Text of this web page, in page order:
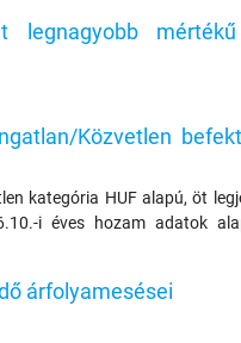
legnagyobb
Közvetlen
kategória HUF alapú, öt
i éves hozam adatok
árfolyamesései